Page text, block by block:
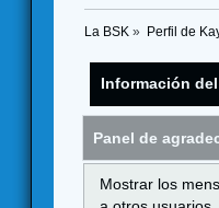
La BSK » Perfil de
Información
Panel de
Mostrar los